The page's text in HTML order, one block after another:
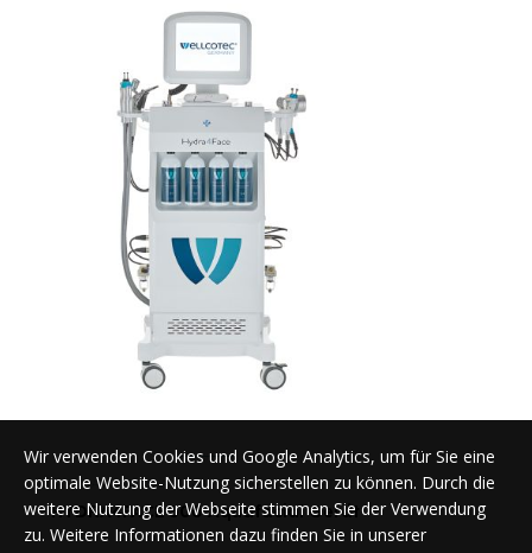
AQUAFACIAL GERÄTE,ANTI AGING GERÄTE,APPARATIVE KOSMETIK GERÄTE ,HYDRA
HYDRA4FACE 300 Aquafacial Gerät
Wir verwenden Cookies und Google Analytics, um für Sie eine
optimale Website-Nutzung sicherstellen zu können. Durch die
weitere Nutzung der Webseite stimmen Sie der Verwendung
zu. Weitere Informationen dazu finden Sie in unserer